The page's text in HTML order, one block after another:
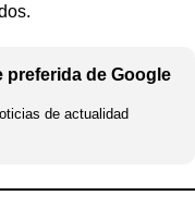
preferida de Google
de actualidad